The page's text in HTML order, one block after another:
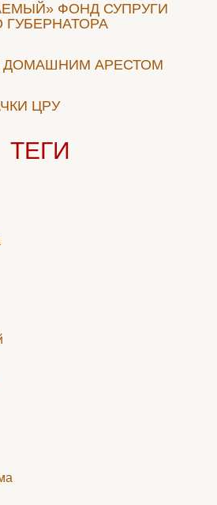
ФОНД СУПРУГИ
ГУБЕРНАТОРА
ДОМАШНИМ АРЕСТОМ
ЦРУ
ТЕГИ